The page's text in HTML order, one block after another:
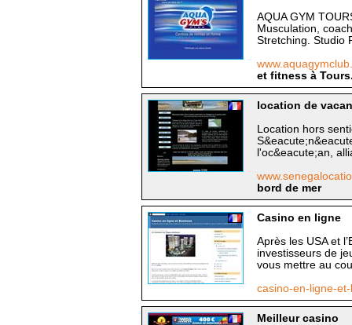
AQUA GYM
Musculation,
Stretching. Studio
et fitness à
location de
Location hors
l'oc&eacute;an,
bord de mer
Casino en ligne
Après les USA et
investisseurs de
vous mettre au
casino-en-ligne-
Meilleur casino